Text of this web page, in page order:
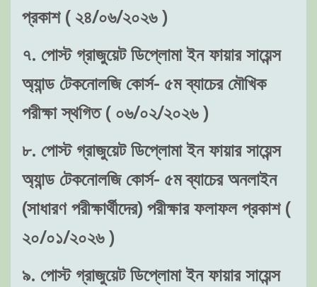
প্রকাশ ( ২৪/০৬/২০২৬ )
৭. পোস্ট গ্রাজুয়েট ডিপ্লোমা ইন ফায়ার সায়েন্স
অ্যান্ড টেকনোলজি কোর্স- ৫ম ব্যাচের মৌখিক
পরীক্ষা স্থগিত ( ০৬/০২/২০২৬ )
৮. পোস্ট গ্রাজুয়েট ডিপ্লোমা ইন ফায়ার সায়েন্স
অ্যান্ড টেকনোলজি কোর্স- ৫ম ব্যাচের অনলাইন
(সাধারণ পরীক্ষার্থীদের) পরীক্ষার ফলাফল প্রকাশ (
২০/০১/২০২৬ )
৯. পোস্ট গ্রাজুয়েট ডিপ্লোমা ইন ফায়ার সায়েন্স